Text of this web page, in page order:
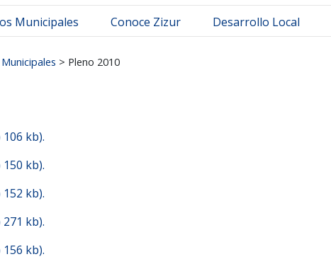
Municipales Conoce Zizur Desarrollo Local
> Pleno 2010
kb).
kb).
kb).
kb).
kb).